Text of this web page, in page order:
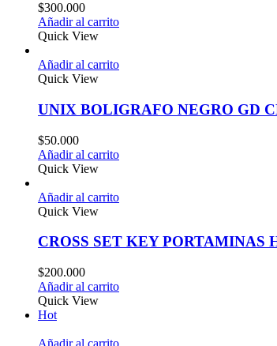
$300.000
Añadir al carrito
Quick View
Añadir al carrito
Quick View
UNIX BOLIGRAFO NEGRO GD
$50.000
Añadir al carrito
Quick View
Añadir al carrito
Quick View
CROSS SET KEY PORTAMINAS
$200.000
Añadir al carrito
Quick View
Hot
Añadir al carrito